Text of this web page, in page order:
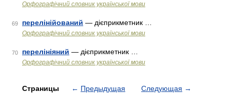
Орфографічний словник української мови
69 перелінійований — дієприкметник …
Орфографічний словник української мови
70 перелініяний — дієприкметник …
Орфографічний словник української мови
Страницы ← Предыдущая Следующая →